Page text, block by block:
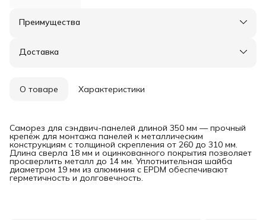
Преимущества
Оплата частями в Сплит
Удобный возврат
Доставка
О товаре Характеристики
Саморез для сэндвич-панелей длиной 350 мм — прочный
крепёж для монтажа панелей к металлическим
конструкциям с толщиной скрепления от 260 до 310 мм.
Длина сверла 18 мм и оцинкованного покрытия позволяет
просверлить металл до 14 мм. Уплотнительная шайба
диаметром 19 мм из алюминия с EPDM обеспечивают
герметичность и долговечность.